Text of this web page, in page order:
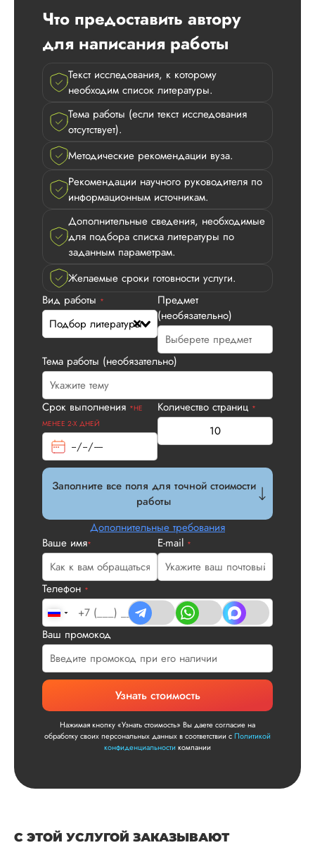
литературы для
работы. Я
методичку и сам
указано в
Спасибо.
Что предоставить автору
для написания работы
Текст исследования, к которому
необходим список литературы.
Тема работы (если текст исследования
отсутствует).
Методические рекомендации вуза.
Рекомендации научного руководителя по
информационным источникам.
Дополнительные сведения, необходимые
для подбора списка литературы по
заданным параметрам.
Желаемые сроки готовности услуги.
Вид работы *
Подбор литературы
Предмет
(необязательно)
Тема работы (необязательно)
Срок выполнения *НЕ
МЕНЕЕ 2-Х ДНЕЙ
Количество страниц *
Заполните все поля для точной стоимости
работы
Дополнительные требования
Ваше имя* E-mail *
Телефон *
Ваш промокод
Узнать стоимость
Нажимая кнопку «Узнать стоимость» Вы даете согласие на
обработку своих персональных данных в соответствии сПолитикой
конфиденциальностикомпании
С ЭТОЙ УСЛУГОЙ ЗАКАЗЫВАЮТ